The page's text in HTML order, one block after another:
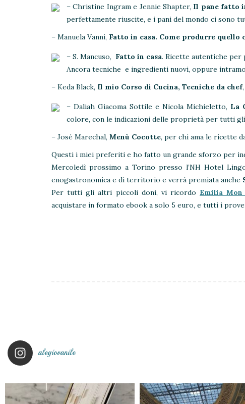
– Christine Ingram e Jennie Shapter, Il pane fatto
perfettamente riuscite, e i pani del mondo ci sono
– Manuela Vanni, Fatto in casa. Come produrre quello
– S. Mancuso, Fatto in casa. Ricette autentiche per
Ancora tecniche e ingredienti nuovi, oppure
– Keda Black, Il mio Corso di Cucina, Tecniche da chef
– Daliah Giacoma Sottile e Nicola Michieletto, La
colore, con le indicazioni delle proprietà per tutti
– José Marechal, Menù Cocotte, per chi ama le ricette
Questi i miei preferiti e ho fatto un grande sforzo per
Mercoledì prossimo a Torino presso l’NH Hotel
enogastronomica e di territorio e verrà premiata anche
Per tutti gli altri piccoli doni, vi ricordo Emilia Mon
acquistare in formato ebook a solo 5 euro, e tutti i
alegiovanile